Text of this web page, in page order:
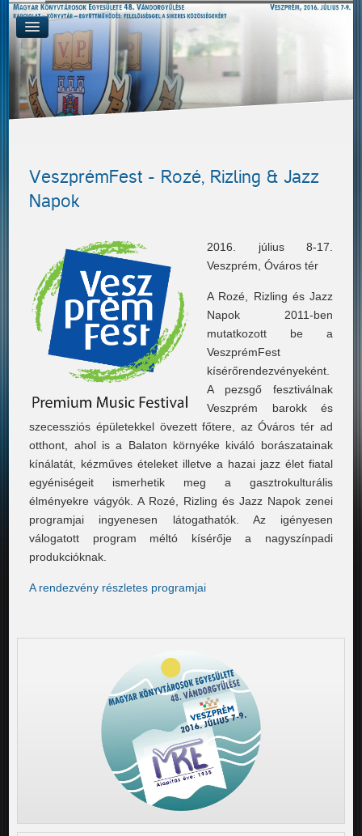
VeszprémFest - Rozé, Rizling & Jazz
Napok
2016. július 8-17.
Veszprém, Óváros tér
A Rozé, Rizling és Jazz
Napok 2011-ben
mutatkozott be a
VeszprémFest
kísérőrendezvényeként.
A pezsgő fesztiválnak
Veszprém barokk és
szecessziós épületekkel övezett főtere, az Óváros tér ad
otthont, ahol is a Balaton környéke kiváló borászatainak
kínálatát, kézműves ételeket illetve a hazai jazz élet fiatal
egyéniségeit ismerhetik meg a gasztrokulturális
élményekre vágyók. A Rozé, Rizling és Jazz Napok zenei
programjai ingyenesen látogathatók. Az igényesen
válogatott program méltó kísérője a nagyszínpadi
produkcióknak.
A rendezvény részletes programjai